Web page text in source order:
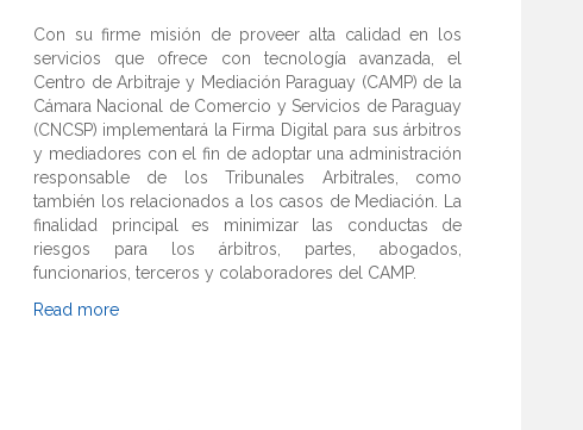
Con su firme misión de proveer alta calidad en los
servicios que ofrece con tecnología avanzada, el
Centro de Arbitraje y Mediación Paraguay (CAMP) de la
Cámara Nacional de Comercio y Servicios de Paraguay
(CNCSP) implementará la Firma Digital para sus árbitros
y mediadores con el fin de adoptar una administración
responsable de los Tribunales Arbitrales, como
también los relacionados a los casos de Mediación. La
finalidad principal es minimizar las conductas de
riesgos para los árbitros, partes, abogados,
funcionarios, terceros y colaboradores del CAMP.
Read more